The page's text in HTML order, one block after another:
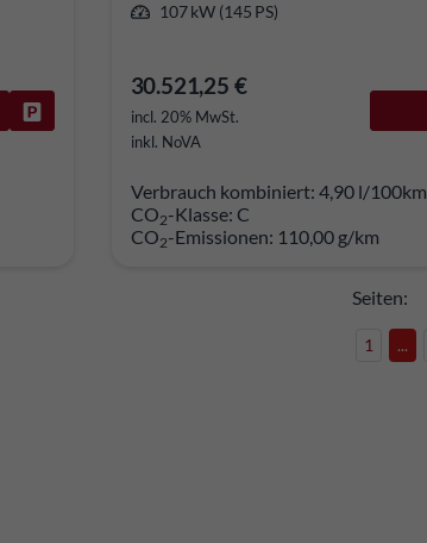
Fahrzeug parken
107 kW (145 PS)
30.521,25 €
incl. 20% MwSt.
inkl. NoVA
Verbrauch kombiniert: 4,90 l/100km
CO2-Klasse: C
CO2-Emissionen: 110,00 g/km
Seiten:
1 ...